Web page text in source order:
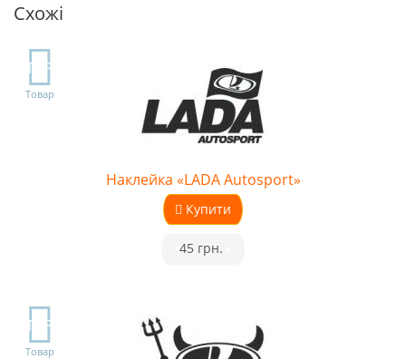
Схожі
TOP
Товар
Наклейка «LADA Autosport»
Купити
45 грн.
TOP
Товар